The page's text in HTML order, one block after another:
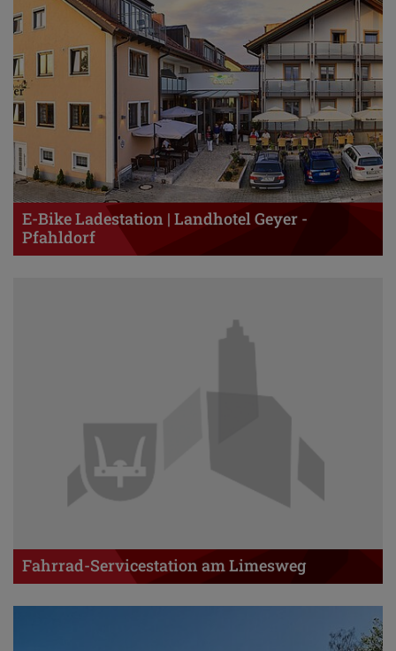
E-Bike Ladestation | Landhotel Geyer -
Pfahldorf
Fahrrad-Servicestation am Limesweg